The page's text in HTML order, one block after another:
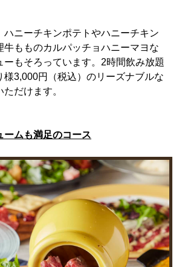
ハニーチキンポテトやハニーチキン
牛もものカルパッチョハニーマヨな
もそろっています。 2時間飲み放題
様3,000円（税込）のリーズナブルな
だけます。
ームも満足のコース